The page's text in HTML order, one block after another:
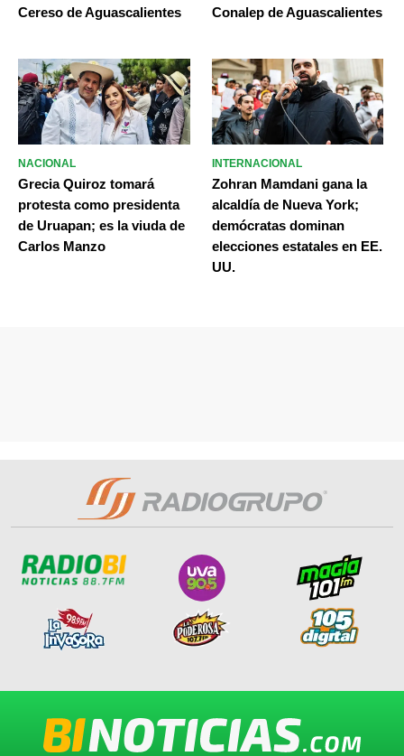
Cereso de Aguascalientes
Conalep de Aguascalientes
NACIONAL
Grecia Quiroz tomará
protesta como presidenta
de Uruapan; es la viuda de
Carlos Manzo
INTERNACIONAL
Zohran Mamdani gana la
alcaldía de Nueva York;
demócratas dominan
elecciones estatales en EE.
UU.